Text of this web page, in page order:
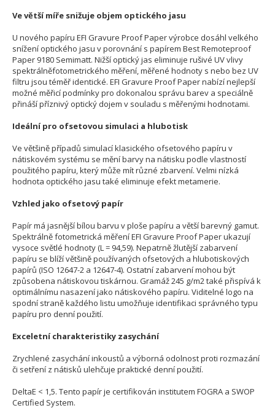
Ve větší míře snižuje objem optického jasu
U nového papíru EFI Gravure Proof Paper výrobce dosáhl velkého
snížení optického jasu v porovnání s papírem Best Remoteproof
Paper 9180 Semimatt. Nižší optický jas eliminuje rušivé UV vlivy
spektrálněfotometrického měření, měřené hodnoty s nebo bez UV
filtru jsou téměř identické. EFI Gravure Proof Paper nabízí nejlepší
možné měřicí podmínky pro dokonalou správu barev a speciálně
přináší příznivý optický dojem v souladu s měřenými hodnotami.
Ideální pro ofsetovou simulaci a hlubotisk
Ve většině případů simulací klasického ofsetového papíru v
nátiskovém systému se mění barvy na nátisku podle vlastností
použitého papíru, který může mít různé zbarvení. Velmi nízká
hodnota optického jasu také eliminuje efekt metamerie.
Vzhled jako ofsetový papír
Papír má jasnější bílou barvu v ploše papíru a větší barevný gamut.
Spektrálně fotometrická měření EFI Gravure Proof Paper ukazují
vysoce světlé hodnoty (L = 94,59). Nepatrně žlutější zabarvení
papíru se blíží většině používaných ofsetových a hlubotiskových
papírů (ISO 12647-2 a 12647-4). Ostatní zabarvení mohou být
způsobena nátiskovou tiskárnou. Gramáž 245 g/m2 také přispívá k
optimálnímu nasazení jako nátiskového papíru. Viditelné logo na
spodní straně každého listu umožňuje identifikaci správného typu
papíru pro denní použití.
Exceletní charakteristiky zasychání
Zrychlené zasychání inkoustů a výborná odolnost proti rozmazání
či setření z nátisků ulehčuje praktické denní použití.
DeltaE < 1,5. Tento papír je certifikován institutem FOGRA a SWOP
Certified System.